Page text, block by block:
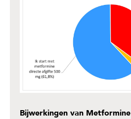
Bijwerkingen van Metformine